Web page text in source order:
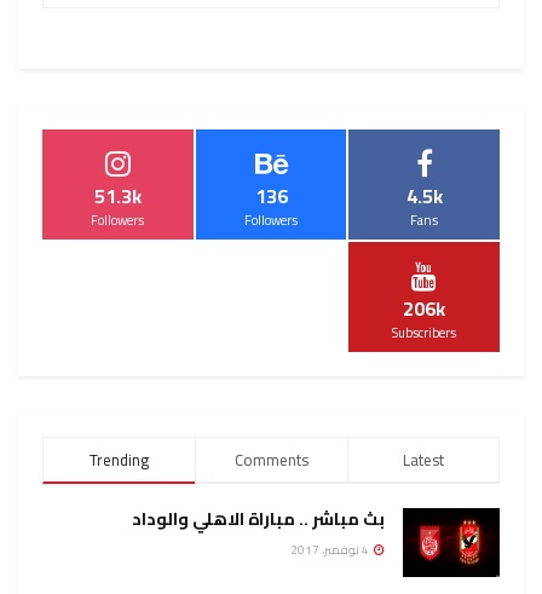
4.5k
Fans
136
Followers
51.3k
Followers
206k
Subscribers
Trending Comments Latest
بث مباشر .. مباراة الاهلي والوداد